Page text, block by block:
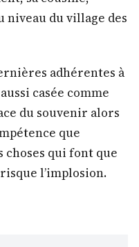
niveau du village des
adhérentes à
casée comme
du souvenir alors
que
choses qui font que
l’implosion.